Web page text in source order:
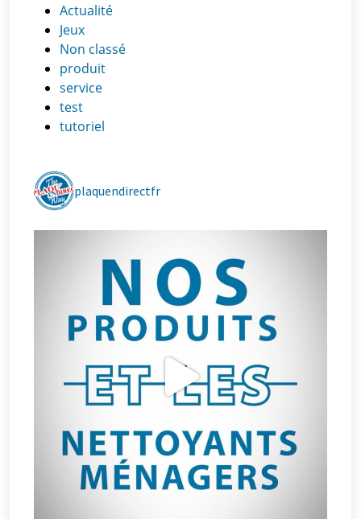
Actualité
Jeux
Non classé
produit
service
test
tutoriel
plaquendirectfr